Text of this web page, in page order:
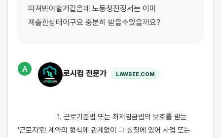
따져봐야할거같은데 노동청진정서는 이미
제출한상태이구요 충분히 받을수있을까요?
A
로시컴 전문가 LAWSEE.COM
'근로자'란 계약의 형식에 관계없이 그 실질에 있어 사업 또는